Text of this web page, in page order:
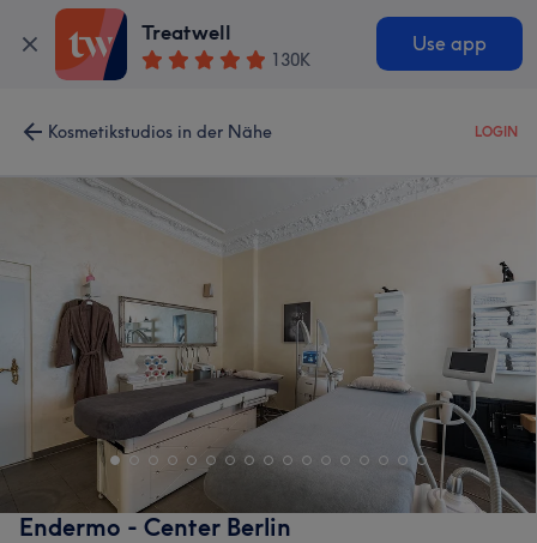
Treatwell
130K
Use app
Kosmetikstudios in der Nähe LOGIN
Endermo - Center Berlin